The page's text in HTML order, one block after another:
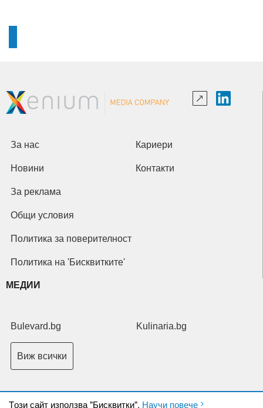
Tози сайт използва "Бисквитки". Научи повече
За нас Кариери
Новини Контакти
За реклама
Общи условия
Политика за поверителност
Политика на 'Бисквитките'
МЕДИИ
Bulevard.bg Kulinaria.bg
Виж всички